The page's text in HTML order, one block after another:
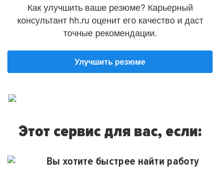
Как улучшить ваше резюме? Карьерный
консультант hh.ru оценит его качество и даст
точные рекомендации.
Улучшить резюме
Этот сервис для вас, если:
Вы хотите быстрее найти работу